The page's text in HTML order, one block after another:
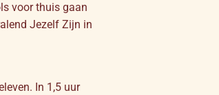
voor thuis gaan
Jezelf Zijn in
In 1,5 uur